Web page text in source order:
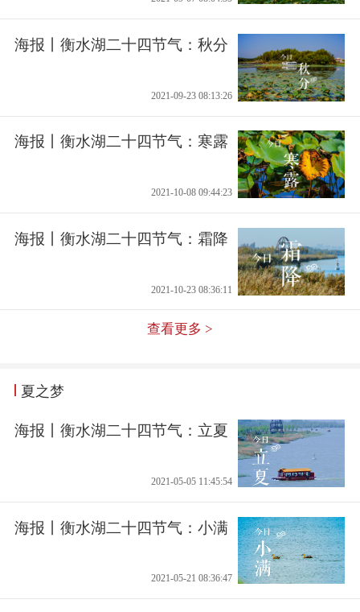
海报丨衡水湖二十四节气：秋分
2021-09-23 08:13:26
海报丨衡水湖二十四节气：寒露
2021-10-08 09:44:23
海报丨衡水湖二十四节气：霜降
2021-10-23 08:36:11
查看更多 >
夏之梦
海报丨衡水湖二十四节气：立夏
2021-05-05 11:45:54
海报丨衡水湖二十四节气：小满
2021-05-21 08:36:47